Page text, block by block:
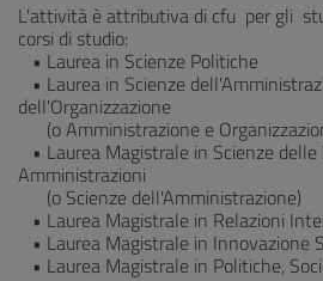
L'attività è attributiva di cfu per gli
corsi di studio:
• Laurea in Scienze Politiche
• Laurea in Scienze
dell'Organizzazione
(o Amministrazione e
• Laurea Magistrale in Scienze delle
Amministrazioni
(o Scienze dell'Amministrazione)
• Laurea Magistrale in Relazioni
• Laurea Magistrale in Innovazione
• Laurea Magistrale in Politiche,